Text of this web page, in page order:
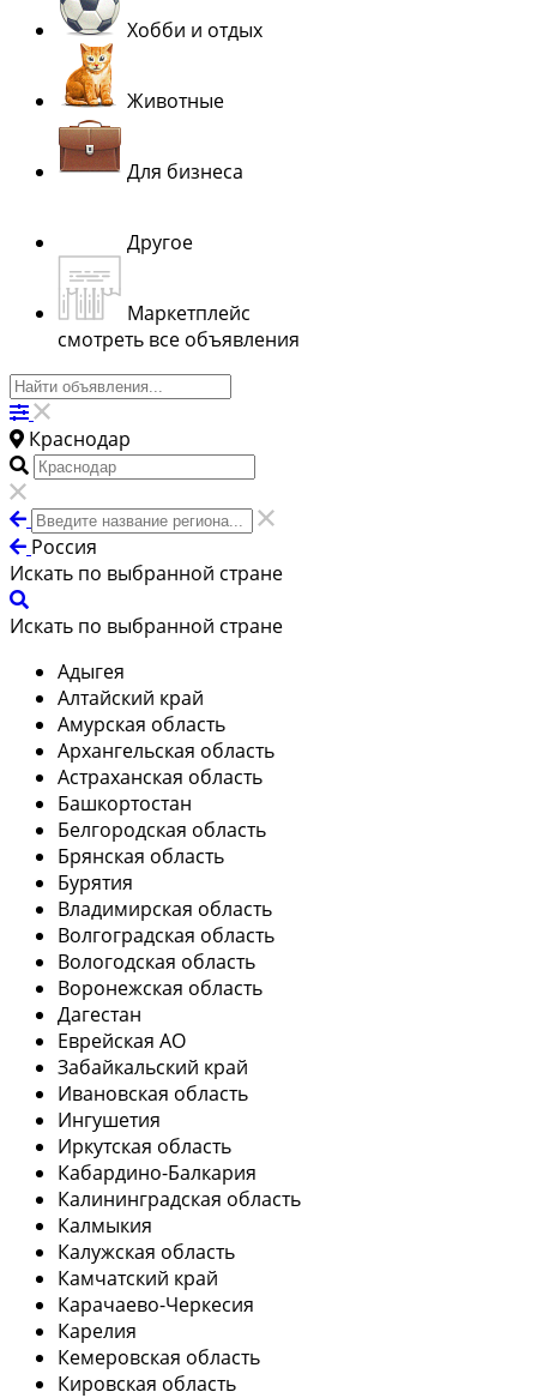
Хобби и отдых
Животные
Для бизнеса
Другое
Маркетплейс
смотреть все объявления
Краснодар
Россия
Искать по выбранной стране
Искать по выбранной стране
Адыгея
Алтайский край
Амурская область
Архангельская область
Астраханская область
Башкортостан
Белгородская область
Брянская область
Бурятия
Владимирская область
Волгоградская область
Вологодская область
Воронежская область
Дагестан
Еврейская АО
Забайкальский край
Ивановская область
Ингушетия
Иркутская область
Кабардино-Балкария
Калининградская область
Калмыкия
Калужская область
Камчатский край
Карачаево-Черкесия
Карелия
Кемеровская область
Кировская область